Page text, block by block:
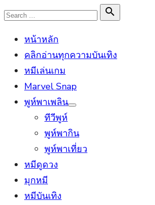
Skip
content
Search

Search
หน้าหลัก
คลิกอ่านทุกความบันเทิง
หมีเล่นเกม
Marvel Snap
พูห์พาเพลิน
Show
ทีวีพูห์
พูห์พากิน
พูห์พาเที่ยว
หมีดูดวง
มุกหมี
หมีบันเทิง